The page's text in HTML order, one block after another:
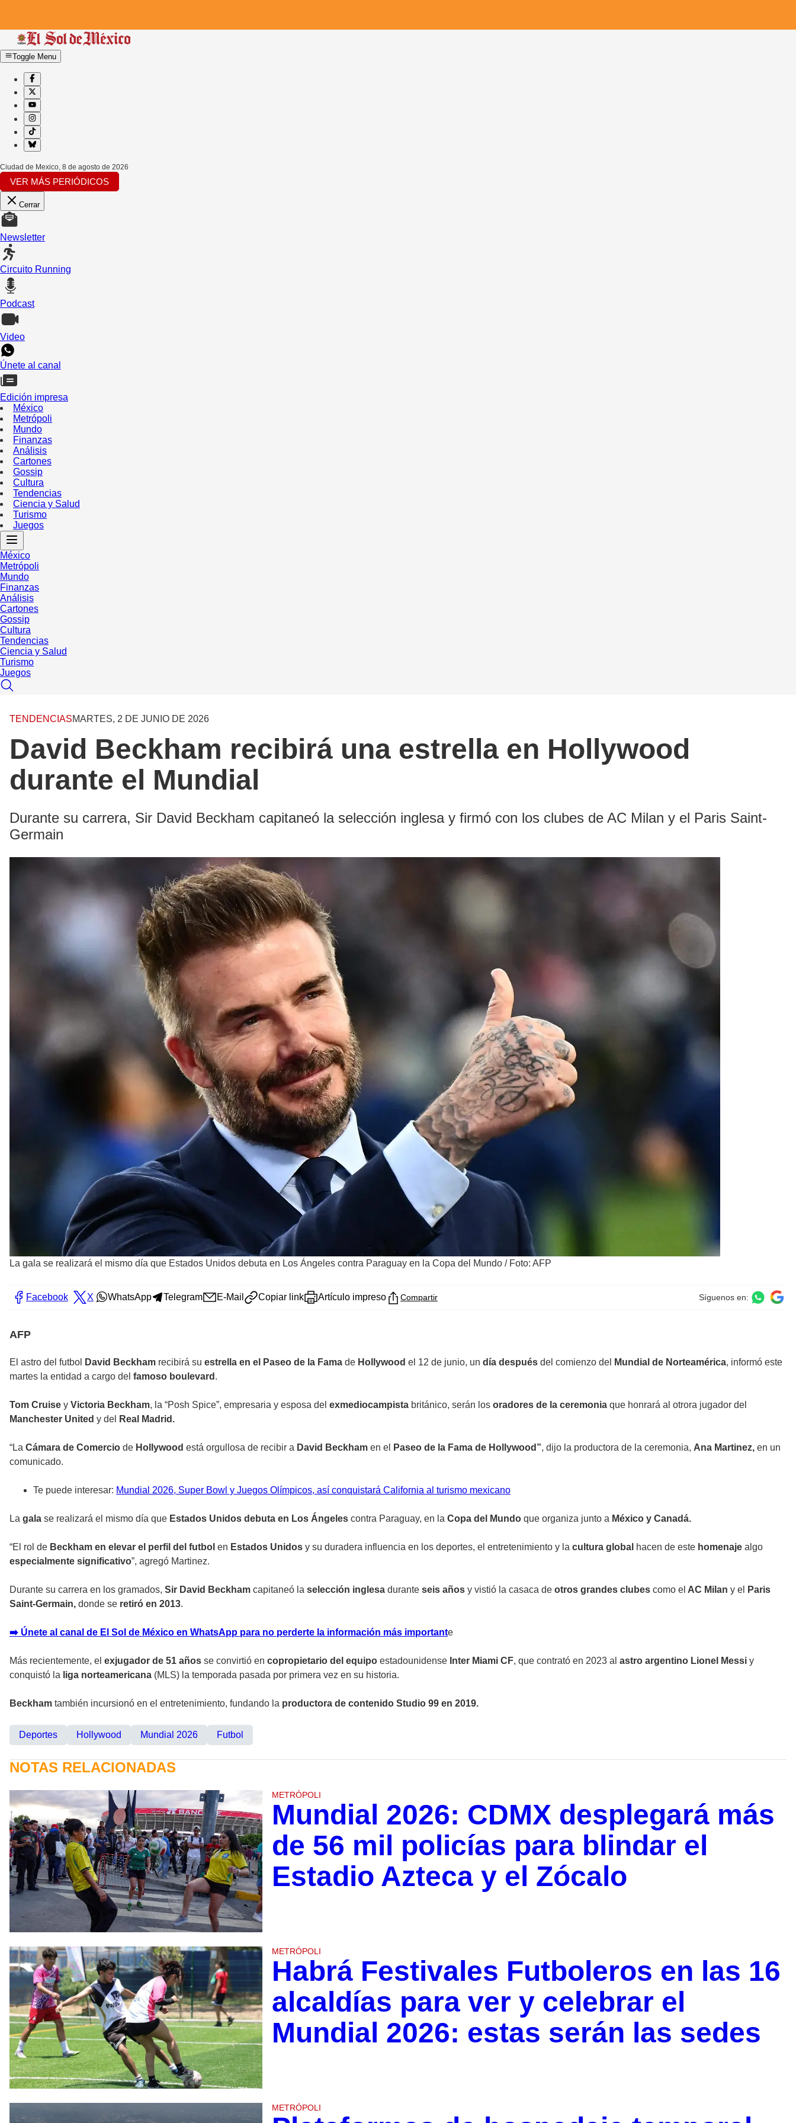
Toggle Menu
Ciudad de Mexico, 8 de agosto de 2026
VER MÁS PERIÓDICOS
Cerrar
Newsletter
Circuito Running
Podcast
Video
Únete al canal
Edición impresa
México
Metrópoli
Mundo
Finanzas
Análisis
Cartones
Gossip
Cultura
Tendencias
Ciencia y Salud
Turismo
Juegos
México
Metrópoli
Mundo
Finanzas
Análisis
Cartones
Gossip
Cultura
Tendencias
Ciencia y Salud
Turismo
Juegos
TENDENCIASMARTES, 2 DE JUNIO DE 2026
David Beckham recibirá una estrella en Hollywood
durante el Mundial
Durante su carrera, Sir David Beckham capitaneó la selección inglesa y firmó con los clubes de AC Milan y el Paris Saint-
Germain
La gala se realizará el mismo día que Estados Unidos debuta en Los Ángeles contra Paraguay en la Copa del Mundo / Foto: AFP
Facebook X WhatsApp Telegram E-Mail Copiar link Artículo impreso Compartir Síguenos en:
AFP
El astro del futbol David Beckham recibirá su estrella en el Paseo de la Fama de Hollywood el 12 de junio, un día después del comienzo del Mundial de Norteamérica, informó este
martes la entidad a cargo del famoso boulevard .
Tom Cruise y Victoria Beckham, la “Posh Spice”, empresaria y esposa del exmediocampista británico, serán los oradores de la ceremonia que honrará al otrora jugador del
Manchester United y del Real Madrid.
“La Cámara de Comercio de Hollywood está orgullosa de recibir a David Beckham en el Paseo de la Fama de Hollywood”, dijo la productora de la ceremonia, Ana Martinez, en un
comunicado.
Te puede interesar: Mundial 2026, Super Bowl y Juegos Olímpicos, así conquistará California al turismo mexicano
La gala se realizará el mismo día que Estados Unidos debuta en Los Ángeles contra Paraguay, en la Copa del Mundo que organiza junto a México y Canadá.
“El rol de Beckham en elevar el perfil del futbol en Estados Unidos y su duradera influencia en los deportes, el entretenimiento y la cultura global hacen de este homenaje algo
especialmente significativo”, agregó Martinez.
Durante su carrera en los gramados, Sir David Beckham capitaneó la selección inglesa durante seis años y vistió la casaca de otros grandes clubes como el AC Milan y el
Paris
Saint-Germain, donde se retiró en 2013.
➡️ Únete al canal de El Sol de México en WhatsApp para no perderte la información más importante
Más recientemente, el exjugador de 51 años se convirtió en copropietario del equipo estadounidense Inter Miami CF, que contrató en 2023 al astro argentino Lionel Messi y
conquistó la liga norteamericana (MLS) la temporada pasada por primera vez en su historia.
Beckham también incursionó en el entretenimiento, fundando la productora de contenido Studio 99 en 2019.
Deportes Hollywood Mundial 2026 Futbol
NOTAS RELACIONADAS
METRÓPOLI
Mundial 2026: CDMX desplegará más
de 56 mil policías para blindar el
Estadio Azteca y el Zócalo
METRÓPOLI
Habrá Festivales Futboleros en las 16
alcaldías para ver y celebrar el
Mundial 2026: estas serán las sedes
METRÓPOLI